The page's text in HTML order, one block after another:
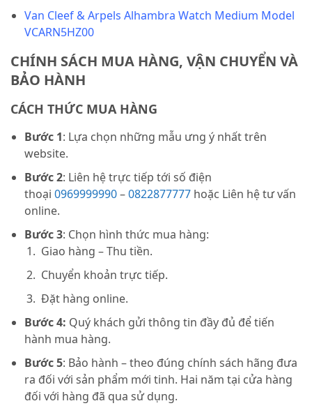
Van Cleef & Arpels Alhambra Watch Medium Model
VCARN5HZ00
CHÍNH SÁCH MUA HÀNG, VẬN CHUYỂN VÀ
BẢO HÀNH
CÁCH THỨC MUA HÀNG
Bước 1: Lựa chọn những mẫu ưng ý nhất trên
website.
Bước 2: Liên hệ trực tiếp tới số điện
thoại 0969999990–0822877777 hoặc Liên hệ tư vấn
online.
Bước 3: Chọn hình thức mua hàng:
Giao hàng – Thu tiền.
Chuyển khoản trực tiếp.
Đặt hàng online.
Bước 4: Quý khách gửi thông tin đầy đủ để tiến
hành mua hàng.
Bước 5: Bảo hành – theo đúng chính sách hãng đưa
ra đối với sản phẩm mới tinh. Hai năm tại cửa hàng
đối với hàng đã qua sử dụng.